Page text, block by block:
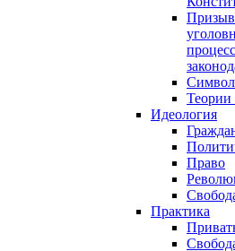
Теории
Идеология
Право
Практика